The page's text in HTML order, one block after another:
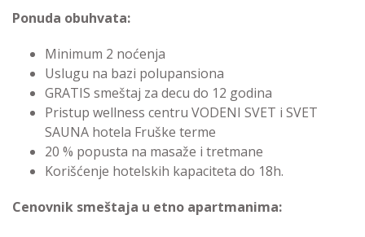
Ponuda obuhvata:
Minimum 2 noćenja
Uslugu na bazi polupansiona
GRATIS smeštaj za decu do 12 godina
Pristup wellness centru VODENI SVET i SVET
SAUNA hotela Fruške terme
20 % popusta na masaže i tretmane
Korišćenje hotelskih kapaciteta do 18h.
Cenovnik smeštaja u etno apartmanima: